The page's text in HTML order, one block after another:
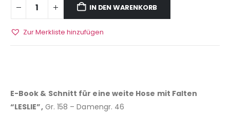
IN DEN WARENKORB
Zur Merkliste hinzufügen
E-Book & Schnitt für eine weite Hose mit Falten
“LESLIE”,Gr. 158 – Damengr. 46